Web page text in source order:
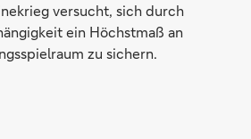
versucht, sich durch
ein Höchstmaß an
zu sichern.